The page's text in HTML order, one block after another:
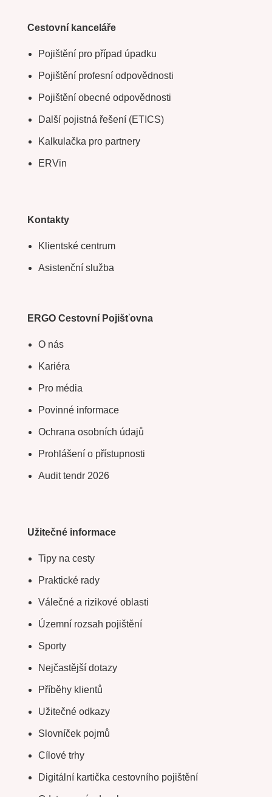
Cestovní kanceláře
Pojištění pro případ úpadku
Pojištění profesní odpovědnosti
Pojištění obecné odpovědnosti
Další pojistná řešení (ETICS)
Kalkulačka pro partnery
ERVin
Kontakty
Klientské centrum
Asistenční služba
ERGO Cestovní Pojišťovna
O nás
Kariéra
Pro média
Povinné informace
Ochrana osobních údajů
Prohlášení o přístupnosti
Audit tendr 2026
Užitečné informace
Tipy na cesty
Praktické rady
Válečné a rizikové oblasti
Územní rozsah pojištění
Sporty
Nejčastější dotazy
Příběhy klientů
Užitečné odkazy
Slovníček pojmů
Cílové trhy
Digitální kartička cestovního pojištění